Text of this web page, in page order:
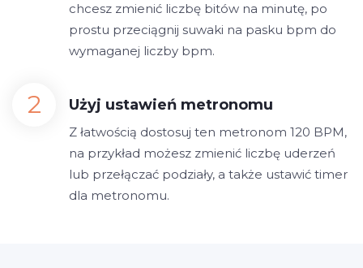
chcesz zmienić liczbę bitów na minutę, po
prostu przeciągnij suwaki na pasku bpm do
wymaganej liczby bpm.
Użyj ustawień metronomu
Z łatwością dostosuj ten metronom 120 BPM,
na przykład możesz zmienić liczbę uderzeń
lub przełączać podziały, a także ustawić timer
dla metronomu.